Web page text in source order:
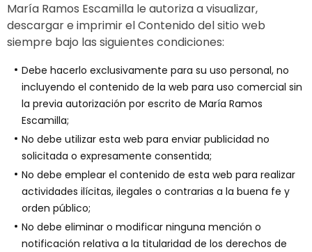
María Ramos Escamilla le autoriza a visualizar,
descargar e imprimir el Contenido del sitio web
siempre bajo las siguientes condiciones:
Debe hacerlo exclusivamente para su uso personal, no
incluyendo el contenido de la web para uso comercial sin
la previa autorización por escrito de María Ramos
Escamilla;
No debe utilizar esta web para enviar publicidad no
solicitada o expresamente consentida;
No debe emplear el contenido de esta web para realizar
actividades ilícitas, ilegales o contrarias a la buena fe y
orden público;
No debe eliminar o modificar ninguna mención o
notificación relativa a la titularidad de los derechos de